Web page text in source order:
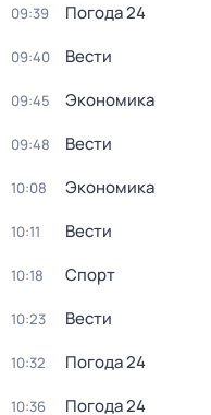
09:39 Погода 24
09:40 Вести
09:45 Экономика
09:48 Вести
10:08 Экономика
10:11 Вести
10:18 Спорт
10:23 Вести
10:32 Погода 24
10:36 Погода 24